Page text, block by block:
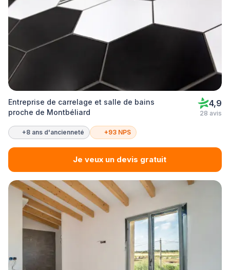
Entreprise de carrelage et salle de bains
proche de Montbéliard
4,9
28 avis
+8 ans d'ancienneté +93 NPS
Je veux un devis gratuit